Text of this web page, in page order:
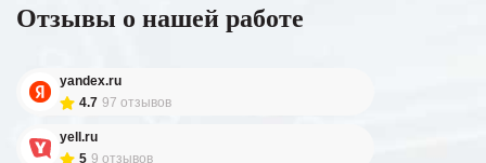
Отзывы о нашей работе
yandex.ru
4.7 97 отзывов
yell.ru
5 9 отзывов